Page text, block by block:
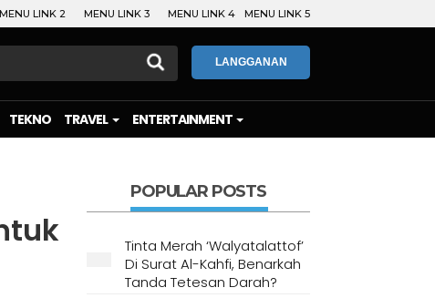
MENU LINK 2 MENU LINK 3 MENU LINK 4 MENU LINK 5
LANGGANAN
TEKNO TRAVEL ENTERTAINMENT
POPULAR POSTS
Tinta Merah ‘Walyatalattof’
Di Surat Al-Kahfi, Benarkah
Tanda Tetesan Darah?